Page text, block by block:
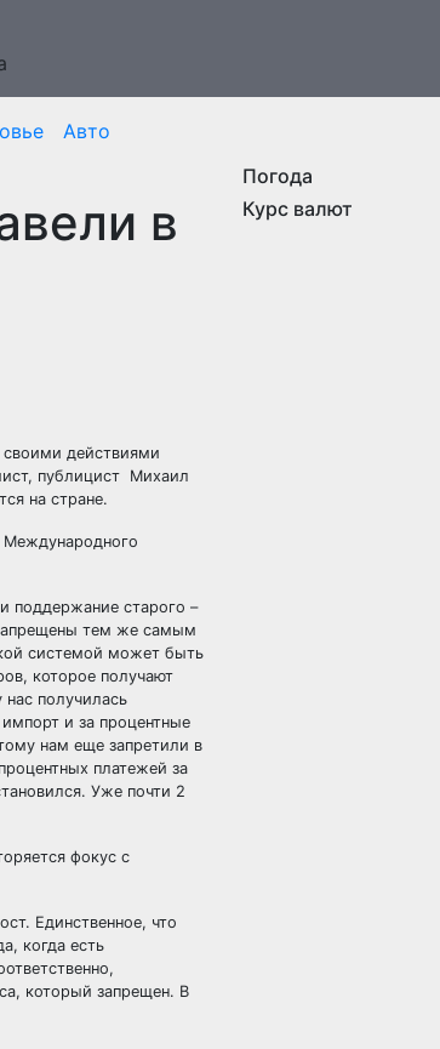
Авто
в
своими действиями
публицист Михаил
на стране.
Международного
поддержание старого –
тем же самым
системой может быть
которое получают
получилась
и за процентные
нам еще запретили в
платежей за
Уже почти 2
фокус с
Единственное, что
когда есть
который запрещен. В
Погода
Курс валют